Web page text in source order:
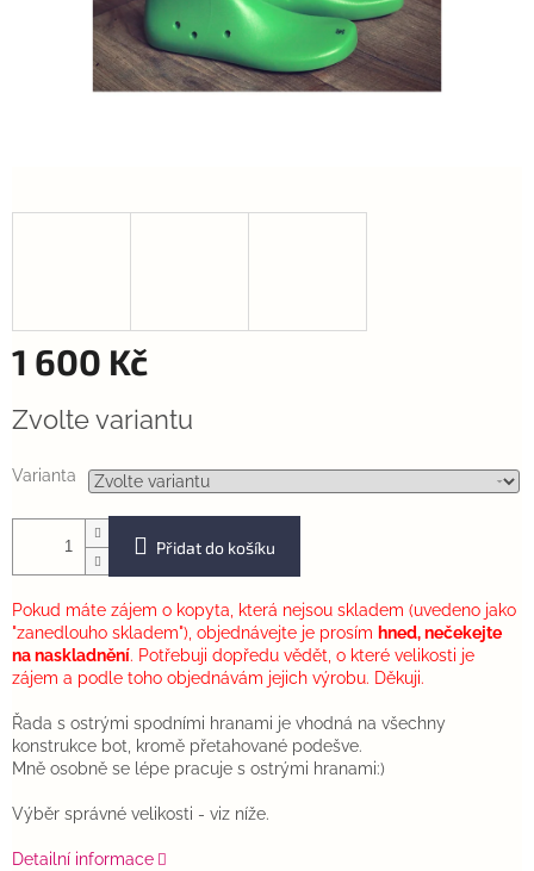
1 600 Kč
cena:
Zvolte variantu
Varianta
Přidat do košíku
Pokud máte zájem o kopyta, která nejsou skladem (uvedeno jako
"zanedlouho skladem"), objednávejte je prosím hned, nečekejte
na naskladnění. Potřebuji dopředu vědět, o které velikosti je
zájem a podle toho objednávám jejich výrobu. Děkuji.
Řada s ostrými spodními hranami je vhodná na všechny
konstrukce bot, kromě přetahované podešve.
Mně osobně se lépe pracuje s ostrými hranami:)
Výběr správné velikosti - viz níže.
Detailní informace